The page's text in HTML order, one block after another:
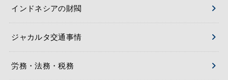
インドネシアの財閥
ジャカルタ交通事情
労務・法務・税務